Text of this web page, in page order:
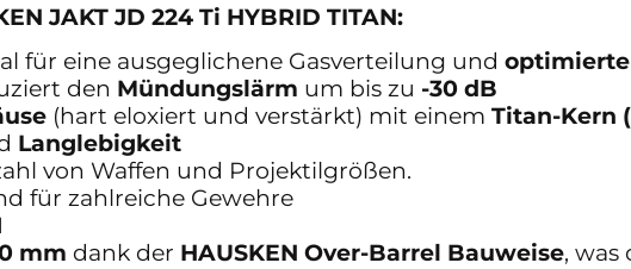
JAKT JD 224 Ti HYBRID TITAN:
für eine ausgeglichene Gasverteilung und
den Mündungslärm um bis zu -30 dB
(hart eloxiert und verstärkt) mit einem Titan-Kern
Langlebigkeit
von Waffen und Projektilgrößen.
für zahlreiche Gewehre
mm dank der HAUSKEN Over-Barrel Bauweise, was